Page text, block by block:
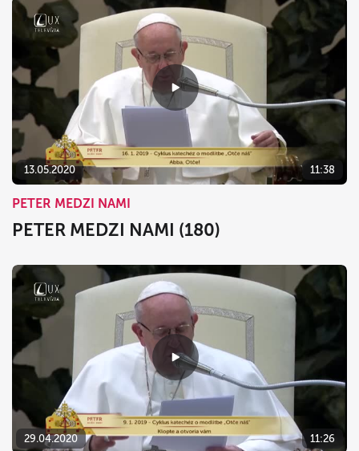
13.05.2020 11:38
PETER MEDZI NAMI
PETER MEDZI NAMI (180)
29.04.2020 11:26